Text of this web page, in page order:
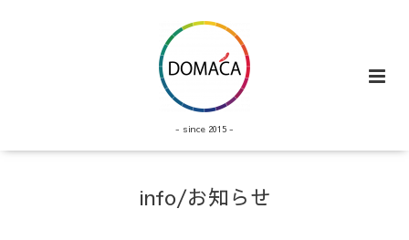
- since 2015 -
info/お知らせ